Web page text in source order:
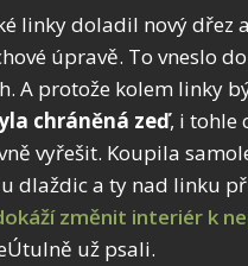
linky doladil nový dřez
úpravě. To vneslo
A protože kolem linky
chráněná zeď, i tohle
vyřešit. Koupila
dlaždic a ty nad linku
změnit interiér k
už psali.